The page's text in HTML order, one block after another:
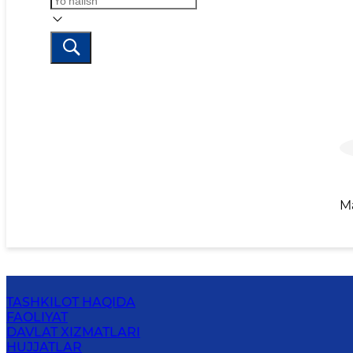
TASHKILOT HAQIDA
FAOLIYAT
DAVLAT XIZMATLARI
HUJJATLAR